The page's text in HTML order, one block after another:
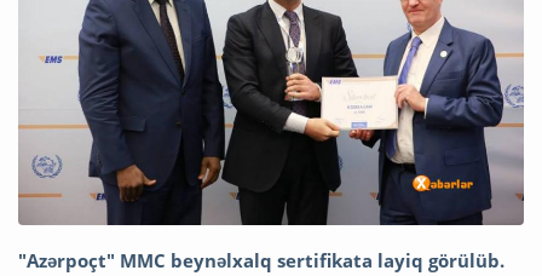
"Azərpoçt" MMC beynəlxalq sertifikata layiq görülüb.